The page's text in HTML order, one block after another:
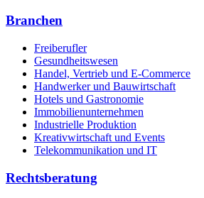
Branchen
Freiberufler
Gesundheitswesen
Handel, Vertrieb und E-Commerce
Handwerker und Bauwirtschaft
Hotels und Gastronomie
Immobilienunternehmen
Industrielle Produktion
Kreativwirtschaft und Events
Telekommunikation und IT
Rechtsberatung